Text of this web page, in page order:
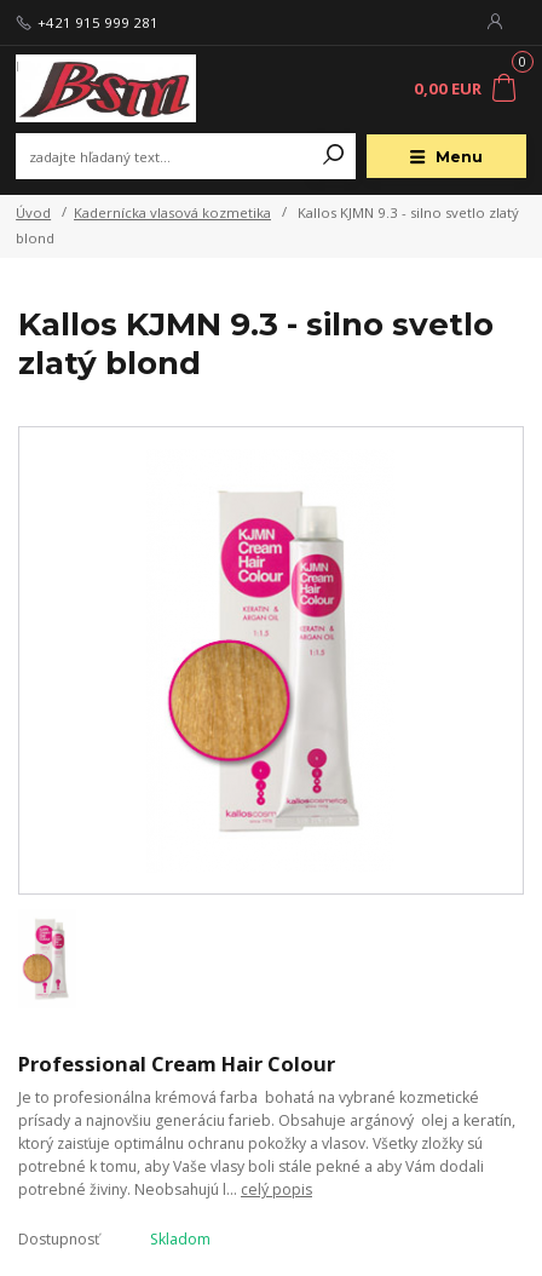
Menu
+421 915 999 281
0
0,00 EUR
Úvod Kadernícka vlasová kozmetika
Kallos KJMN 9.3 - silno svetlo zlatý
blond
Kallos KJMN 9.3 - silno svetlo
zlatý blond
Professional Cream Hair Colour
Je to profesionálna krémová farba bohatá na vybrané kozmetické
prísady a najnovšiu generáciu farieb. Obsahuje argánový olej a keratín,
ktorý zaisťuje optimálnu ochranu pokožky a vlasov. Všetky zložky sú
potrebné k tomu, aby Vaše vlasy boli stále pekné a aby Vám dodali
potrebné živiny. Neobsahujú l... celý popis
Dostupnosť Skladom